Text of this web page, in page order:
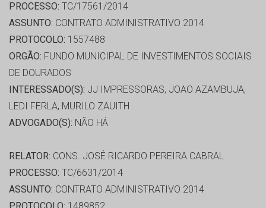
PROCESSO: TC/17561/2014
ASSUNTO: CONTRATO ADMINISTRATIVO 2014
PROTOCOLO: 1557488
ORGÃO: FUNDO MUNICIPAL DE INVESTIMENTOS SOCIAIS
DE DOURADOS
INTERESSADO(S): JJ IMPRESSORAS, JOAO AZAMBUJA,
LEDI FERLA, MURILO ZAUITH
ADVOGADO(S): NÃO HÁ
RELATOR: CONS. JOSÉ RICARDO PEREIRA CABRAL
PROCESSO: TC/6631/2014
ASSUNTO: CONTRATO ADMINISTRATIVO 2014